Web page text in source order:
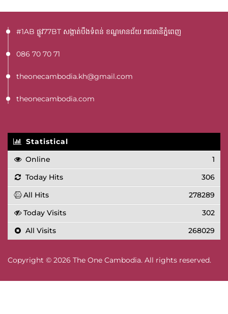
#1AB ផ្លូវ77BT​ សង្កាត់បឹងទំពន់ ខណ្ឌមានជ័យ រាជធានីភ្នំពេញ
086 70 70 71
theonecambodia.kh@gmail.com
theonecambodia.com
Statistical
Online
1
Today Hits
306
All Hits
278289
Today Visits
302
All Visits
268029
Copyright © 2026 The One Cambodia. All rights reserved.